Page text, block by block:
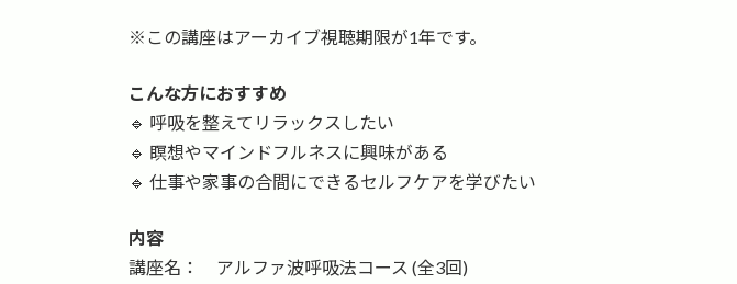
※この講座はアーカイブ視聴期限が1年です。
こんな方におすすめ
🔹 呼吸を整えてリラックスしたい
🔹 瞑想やマインドフルネスに興味がある
🔹 仕事や家事の合間にできるセルフケアを学びたい
内容
講座名： アルファ波呼吸法コース (全3回)